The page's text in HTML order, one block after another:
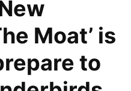
Moat’ is
to